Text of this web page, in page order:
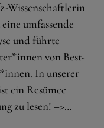
Wissenschaftlerin
umfassende
und führte
von Best-
In unserer
ein Resümee
zu lesen! –>…